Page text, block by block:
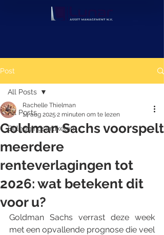
Post
All Posts
Beleggingsartikelen
All Posts
Goldman Sachs voorspelt
meerdere
renteverlagingen tot
2026: wat betekent dit
voor u?
Rachelle Thielman
14 aug 2025 2 minuten om te lezen
Goldman Sachs verrast deze week
met een opvallende prognose die veel